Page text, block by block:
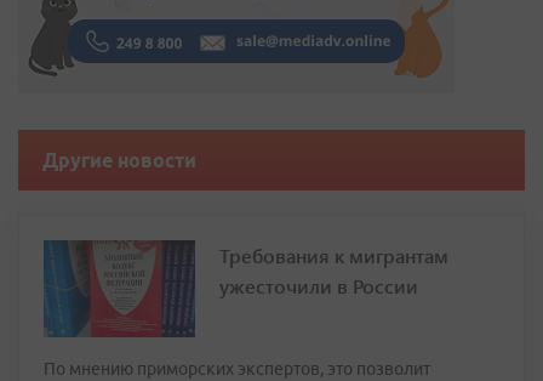
Другие новости
Требования к мигрантам
ужесточили в России
По мнению приморских экспертов, это позволит